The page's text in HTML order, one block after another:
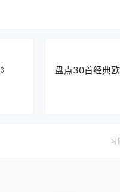
盘点30首经典
习